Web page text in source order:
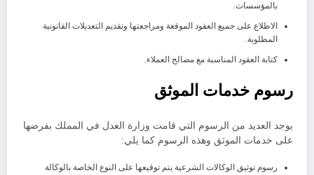
بالمؤسسات.
الاطلاع على جميع العقود الموقعة ومراجعتها وتقديم التعديلات القانونية
المطلوبة.
كتابة العقود المناسبة مع مصالح العملاء.
رسوم خدمات الموثق
يوجد العديد من الرسوم التي قامت وزارة العدل في المملك بفرضها
على خدمات الموثق وهذه الرسوم كما يلي:
رسوم توثيق الوكالات الشرعية يتم توقيعها على النوع الخاصة بالوكالة